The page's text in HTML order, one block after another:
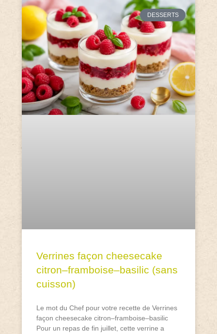
DESSERTS
Verrines façon cheesecake
citron–framboise–basilic (sans
cuisson)
Le mot du Chef pour votre recette de Verrines
façon cheesecake citron–framboise–basilic
Pour un repas de fin juillet, cette verrine a